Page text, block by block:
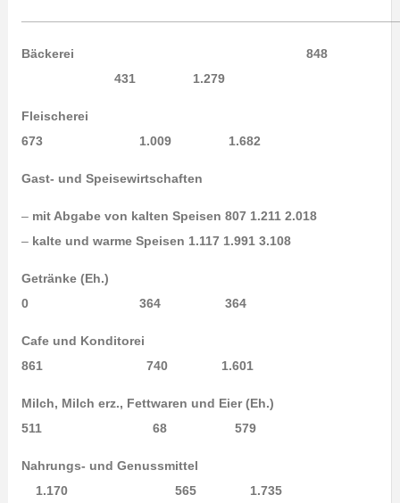
Bäckerei 848
431 1.279
Fleischerei
673 1.009 1.682
Gast- und Speisewirtschaften
– mit Abgabe von kalten Speisen 807 1.211 2.018
– kalte und warme Speisen 1.117 1.991 3.108
Getränke (Eh.)
0 364 364
Cafe und Konditorei
861 740 1.601
Milch, Milch erz., Fettwaren und Eier (Eh.)
511 68 579
Nahrungs- und Genussmittel
1.170 565 1.735